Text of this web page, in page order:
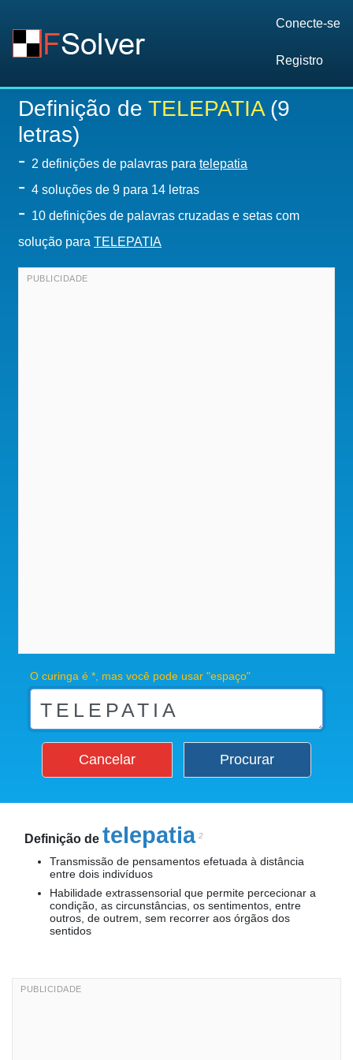
Conecte-se
Registro
Definição de TELEPATIA(9
letras)
- 2 definições de palavras para telepatia
- 4 soluções de 9 para 14 letras
- 10 definições de palavras cruzadas e setas com
solução para TELEPATIA
O curinga é *, mas você pode usar "espaço"
Cancelar Procurar
Definição de telepatia 2
Transmissão de pensamentos efetuada à distância
entre dois indivíduos
Habilidade extrassensorial que permite percecionar a
condição, as circunstâncias, os sentimentos, entre
outros, de outrem, sem recorrer aos órgãos dos
sentidos